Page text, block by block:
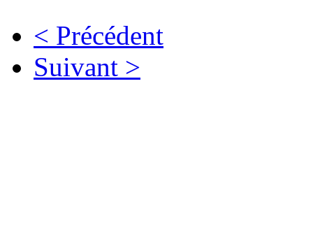
< Précédent
Suivant >